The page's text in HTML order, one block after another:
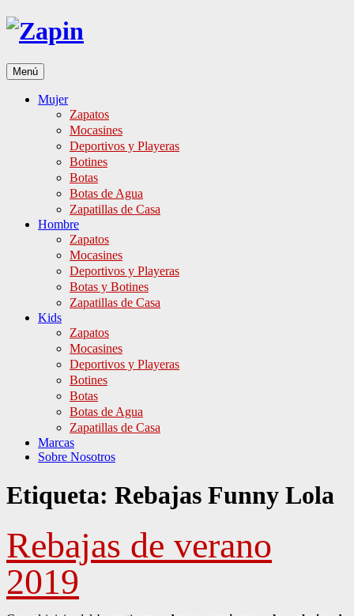
Ir
Menú
Mujer
Zapatos
Mocasines
Deportivos y Playeras
Botines
Botas
Botas de Agua
Zapatillas de Casa
Hombre
Zapatos
Mocasines
Deportivos y Playeras
Botas y Botines
Zapatillas de Casa
Kids
Zapatos
Mocasines
Deportivos y Playeras
Botines
Botas
Botas de Agua
Zapatillas de Casa
Marcas
Sobre Nosotros
Etiqueta: Rebajas Funny Lola
Rebajas de verano
2019